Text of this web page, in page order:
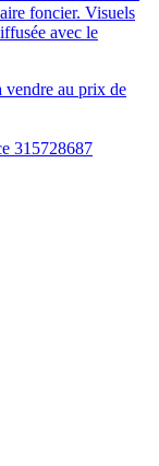
foncier. Visuels
avec le